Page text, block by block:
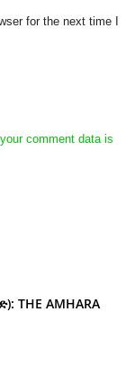
for the next time I
your comment data is
THE AMHARA